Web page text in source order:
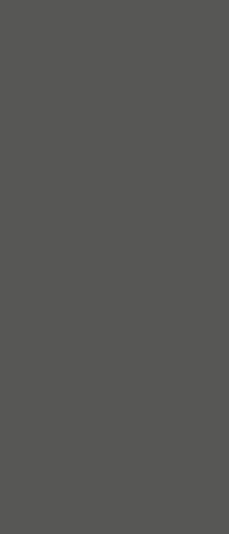
efetiva da PJ e da
a alíquota
das Pessoas
Social sobre o
ao setor (em regra,
pela multiplicação da
as deduções legais.
será zero. Se
será
ou a restituir) será
Anual (“DAA”) da
pagos